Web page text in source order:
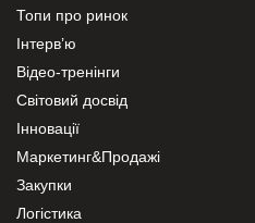
Топи про ринок
Інтерв’ю
Відео-тренінги
Світовий досвід
Інновації
Маркетинг&Продажі
Закупки
Логістика